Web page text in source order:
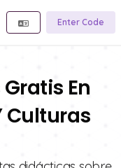
Enter Code
En
Culturas